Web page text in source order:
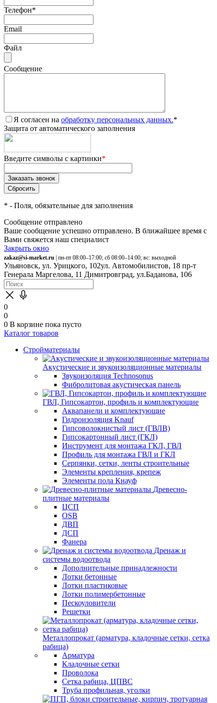
Телефон*
Email
Файл
Сообщение
Я согласен на обработку персональных данных.*
Защита от автоматического заполнения
Введите символы с картинки*
* - Поля, обязательные для заполнения
Сообщение отправлено
Ваше сообщение успешно отправлено. В ближайшее время с
Вами свяжется наш специалист
Закрыть окно
zakaz@si-market.ru | пн-пт 08:00–17:00; сб 08:00–14:00; вс: выходной
Ульяновск, ул. Урицкого, 102ул. Автомобилистов, 18 пр-т
Генерала Маргелова, 11 Димитровград, ул.Баданова, 106
0
0
0 В корзине пока пусто
Каталог товаров
Стройматериалы
Акустические и звукоизоляционные материалы
Звукоизоляция Technosonus
Фибролитовая акустическая панель
ГВЛ, Гипсокартон, профиль и комплектующие
Аквапанели и комплектующие
Гидроизоляция Knauf
Гипсоволокнистый лист (ГВЛВ)
Гипсокартонный лист (ГКЛ)
Инструмент для монтажа ГКЛ, ГВЛ
Профиль для монтажа ГВЛ и ГКЛ
Серпянки, сетки, ленты строительные
Элементы крепления, крепеж
Элементы пола Кнауф
Древесно-
плитные материалы
ЦСП
OSB
ДВП
ДСП
Фанера
Дренаж и
системы водоотвода
Дополнительные принадлежности
Лотки бетонные
Лотки пластиковые
Лотки полимербетонные
Пескоуловители
Решетки
Металлопрокат (арматура, кладочные сетки, сетка
рабица)
Арматура
Кладочные сетки
Проволока
Сетка рабица, ЦПВС
Труба профильная, уголки